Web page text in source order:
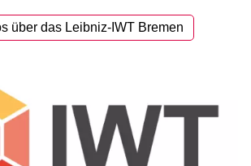
über das Leibniz-IWT Bremen